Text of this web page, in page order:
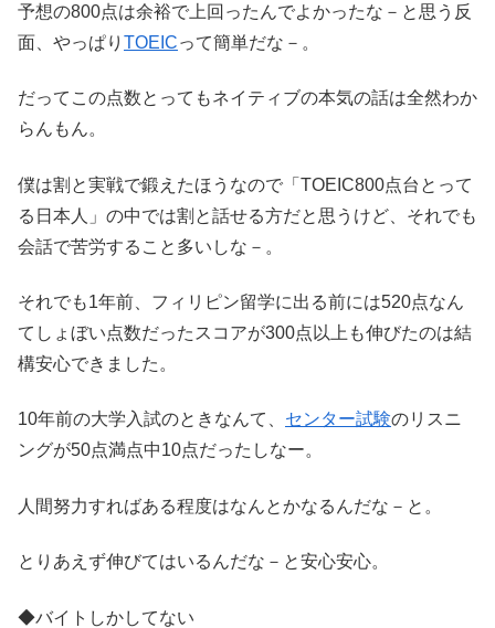
予想の800点は余裕で上回ったんでよかったな－と思う反
面、やっぱり TOEICって簡単だな－。
だってこの点数とってもネイティブの本気の話は全然わか
らんもん。
僕は割と実戦で鍛えたほうなので「TOEIC800点台とって
る日本人」の中では割と話せる方だと思うけど、それでも
会話で苦労すること多いしな－。
それでも1年前、フィリピン留学に出る前には520点なん
てしょぼい点数だったスコアが300点以上も伸びたのは結
構安心できました。
10年前の大学入試のときなんて、 センター試験のリスニ
ングが50点満点中10点だったしなー。
人間努力すればある程度はなんとかなるんだな－と。
とりあえず伸びてはいるんだな－と安心安心。
◆バイトしかしてない